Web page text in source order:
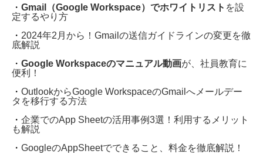
・ Gmail（Google Workspace）でホワイトリスト を設
定するやり方
・ 2024年2月から！Gmailの送信ガイドラインの変更を徹
底解説
・ Google Workspaceのマニュアル動画が、社員教育に
便利！
・ OutlookからGoogle WorkspaceのGmailへメールデー
タを移行する方法
・ 企業でのApp Sheetの活用事例3選！利用するメリット
も解説
・ GoogleのAppSheetでできること、料金を徹底解説！